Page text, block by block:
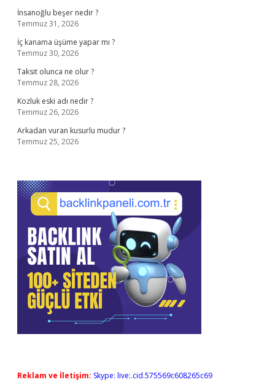
İnsanoğlu beşer nedir ?
Temmuz 31, 2026
İç kanama üşüme yapar mı ?
Temmuz 30, 2026
Taksit olunca ne olur ?
Temmuz 28, 2026
Kozluk eski adı nedir ?
Temmuz 26, 2026
Arkadan vuran kusurlu mudur ?
Temmuz 25, 2026
Reklam ve İletişim: Skype: live:.cid.575569c608265c69